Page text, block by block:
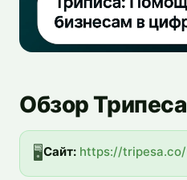
Обзор Трипеса
🖥️Сайт: https://tripesa.co/